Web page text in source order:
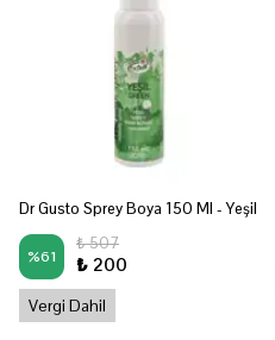
Dr Gusto Sprey Boya 150 Ml - Yeşil
%61
₺ 507
₺ 200
Vergi Dahil